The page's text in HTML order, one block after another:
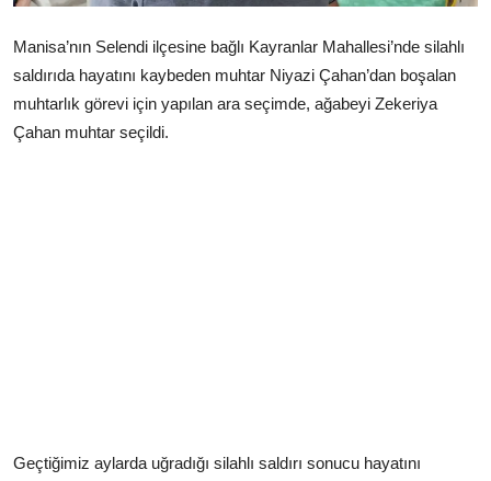
Manisa’nın Selendi ilçesine bağlı Kayranlar Mahallesi’nde silahlı
saldırıda hayatını kaybeden muhtar Niyazi Çahan’dan boşalan
muhtarlık görevi için yapılan ara seçimde, ağabeyi Zekeriya
Çahan muhtar seçildi.
Geçtiğimiz aylarda uğradığı silahlı saldırı sonucu hayatını